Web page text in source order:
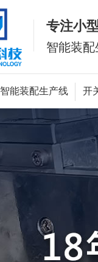
专注小
智能装
智能装配生产线 开